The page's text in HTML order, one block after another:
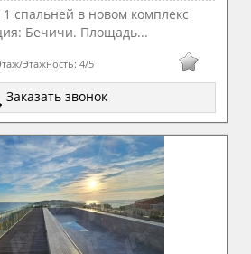
спальней в новом комплекс
Бечичи. Площадь...
Этажность:4/5
Заказать звонок